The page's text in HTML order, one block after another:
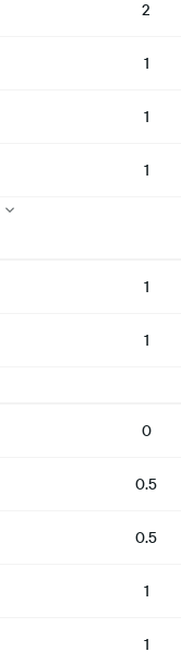
2
1
1
1
1
1
0
0.5
0.5
1
1